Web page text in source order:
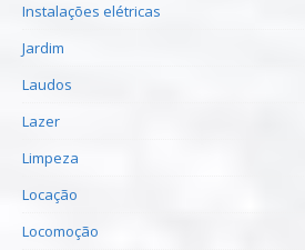
Instalações elétricas
Jardim
Laudos
Lazer
Limpeza
Locação
Locomoção